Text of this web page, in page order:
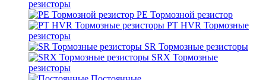
резисторы
PE Тормозной резистор
PT HVR Тормозные
резисторы
SR Тормозные резисторы
SRX Тормозные
резисторы